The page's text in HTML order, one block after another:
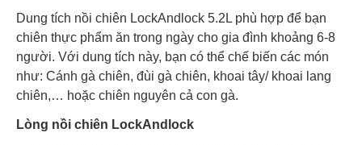
Dung tích nồi chiên LockAndlock 5.2L phù hợp để bạn
chiên thực phẩm ăn trong ngày cho gia đình khoảng 6-8
người. Với dung tích này, bạn có thể chế biến các món
như: Cánh gà chiên, đùi gà chiên, khoai tây/ khoai lang
chiên,… hoặc chiên nguyên cả con gà.
Lòng nồi chiên LockAndlock